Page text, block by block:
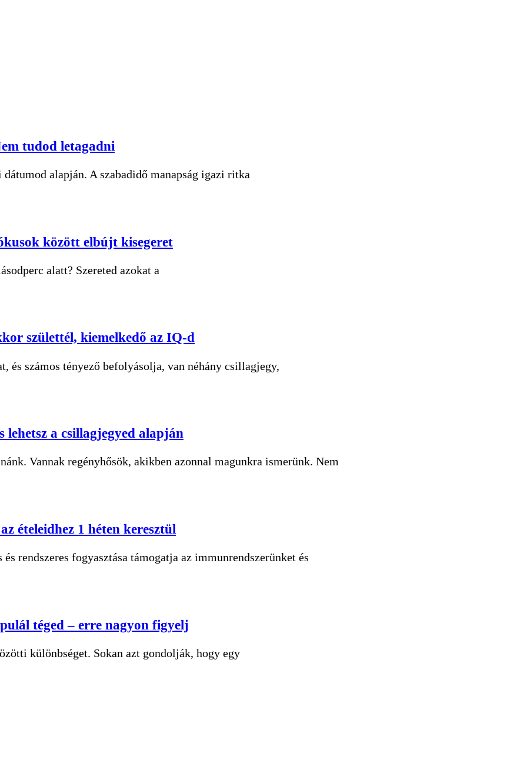
tudod letagadni
alapján. A szabadidő manapság igazi ritka
között elbújt kisegeret
alatt? Szereted azokat a
születtél, kiemelkedő az IQ-d
és számos tényező befolyásolja, van néhány csillagjegy,
a csillagjegyed alapján
Vannak regényhősök, akikben azonnal magunkra ismerünk. Nem
ételeidhez 1 héten keresztül
rendszeres fogyasztása támogatja az immunrendszerünket és
téged – erre nagyon figyelj
különbséget. Sokan azt gondolják, hogy egy